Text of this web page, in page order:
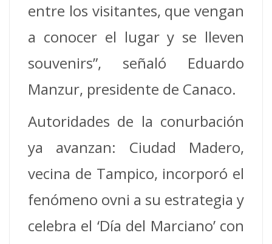
entre los visitantes, que vengan
a conocer el lugar y se lleven
souvenirs”, señaló Eduardo
Manzur, presidente de Canaco.
Autoridades de la conurbación
ya avanzan: Ciudad Madero,
vecina de Tampico, incorporó el
fenómeno ovni a su estrategia y
celebra el ‘Día del Marciano’ con